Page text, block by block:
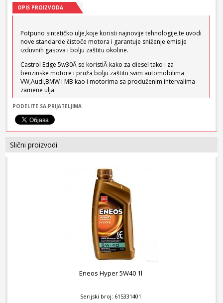
OPIS PROIZVODA
Potpuno sintetičko ulje,koje koristi najnovije tehnologije,te uvodi
nove standarde čistoče motora i garantuje sniženje emisije
izduvnih gasova i bolju zaštitu okoline.
Castrol Edge 5w30Â se koristiÂ kako za diesel tako i za
benzinske motore i pruža bolju zaštitu svim automobilima
VW,Audi,BMW i MB kao i motorima sa produženim intervalima
zamene ulja.
Može se koristiti kako u novim tako i u starijim motorima.
Castrol Edge 5w30 se može mešati sa svim motornim uljima
koja ispunjavaju specifikacije:API SH,SJ,SL,SM.
Klasa kvaliteta:ACEA B3.
PODELITE SA PRIJATELJIMA
Slični proizvodi
Eneos Hyper 5W40 1l
Serijski broj: 615331401